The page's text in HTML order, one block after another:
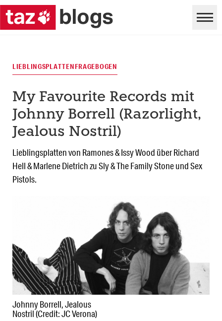
Johnny Borrell, Jealous
Nostril (Credit: JC Verona)
LIEBLINGSPLATTENFRAGEBOGEN
My Favourite Records mit
Johnny Borrell (Razorlight,
Jealous Nostril)
Lieblingsplatten von Ramones & Issy Wood über Richard
Hell & Marlene Dietrich zu Sly & The Family Stone und Sex
Pistols.